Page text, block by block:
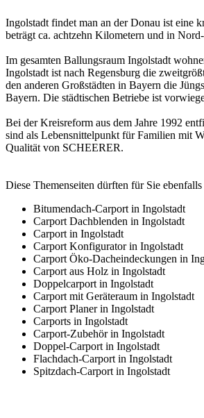
Ingolstadt findet man an der Donau ist eine
beträgt ca. achtzehn Kilometern und in
Im gesamten Ballungsraum Ingolstadt
Ingolstadt ist nach Regensburg die
den anderen Großstädten in Bayern die
Bayern. Die städtischen Betriebe ist
Bei der Kreisreform aus dem Jahre 1992
sind als Lebensnittelpunkt für Familien mit
Qualität von SCHEERER.
Diese Themenseiten dürften für Sie ebenfalls
Bitumendach-Carport in Ingolstadt
Carport Dachblenden in Ingolstadt
Carport in Ingolstadt
Carport Konfigurator in Ingolstadt
Carport Öko-Dacheindeckungen in
Carport aus Holz in Ingolstadt
Doppelcarport in Ingolstadt
Carport mit Geräteraum in Ingolstadt
Carport Planer in Ingolstadt
Carports in Ingolstadt
Carport-Zubehör in Ingolstadt
Doppel-Carport in Ingolstadt
Flachdach-Carport in Ingolstadt
Spitzdach-Carport in Ingolstadt